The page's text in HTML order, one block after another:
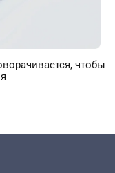
чтобы